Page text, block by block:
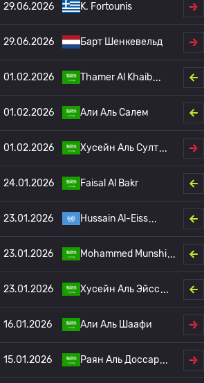
29.06.2026 K. Fortounis
29.06.2026 Барт Шенкевельд
01.02.2026 Thamer Al Khaib
01.02.2026 Али Аль Салем
01.02.2026 Хусейн Аль Султ
24.01.2026 Faisal Al Bakr
23.01.2026 Hussain Al-Eiss
23.01.2026 Mohammed Munshi
23.01.2026 Хусейн Аль Эйсс
16.01.2026 Али Аль Шаафи
15.01.2026 Раян Аль Доссар